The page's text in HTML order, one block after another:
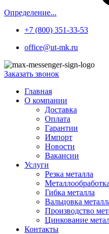
Определение...
+7 (800) 351-33-53
office@ut-mk.ru
Заказать звонок
Главная
О компании
Доставка
Оплата
Гарантии
Импорт
Новости
Вакансии
Услуги
Резка металла
Металлообработка
Гибка металла
Вальцовка
Производство
Цинкование
Контакты